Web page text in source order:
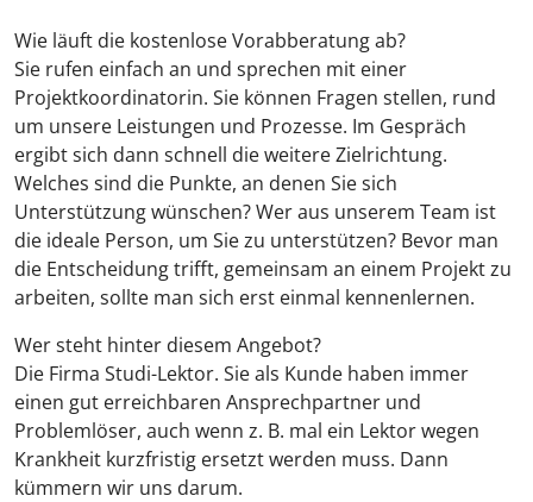
Wie läuft die kostenlose Vorabberatung ab?
Sie rufen einfach an und sprechen mit einer
Projektkoordinatorin. Sie können Fragen stellen, rund
um unsere Leistungen und Prozesse. Im Gespräch
ergibt sich dann schnell die weitere Zielrichtung.
Welches sind die Punkte, an denen Sie sich
Unterstützung wünschen? Wer aus unserem Team ist
die ideale Person, um Sie zu unterstützen? Bevor man
die Entscheidung trifft, gemeinsam an einem Projekt zu
arbeiten, sollte man sich erst einmal kennenlernen.
Wer steht hinter diesem Angebot?
Die Firma Studi-Lektor. Sie als Kunde haben immer
einen gut erreichbaren Ansprechpartner und
Problemlöser, auch wenn z. B. mal ein Lektor wegen
Krankheit kurzfristig ersetzt werden muss. Dann
kümmern wir uns darum.